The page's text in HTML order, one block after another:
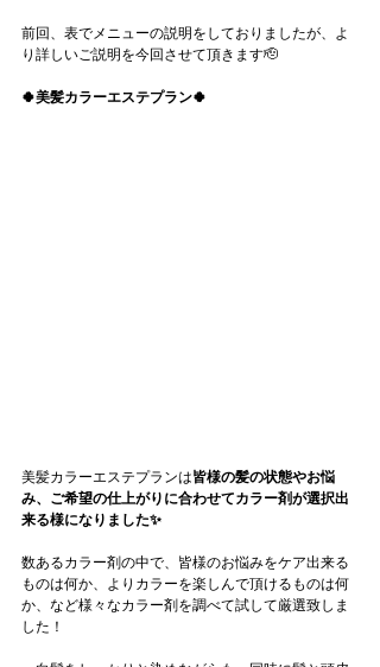
前回、表でメニューの説明をしておりましたが、よ
り詳しいご説明を今回させて頂きます🫡
🍀美髪カラーエステプラン🍀
美髪カラーエステプランは皆様の髪の状態やお悩
み、ご希望の仕上がりに合わせてカラー剤が選択出
来る様になりました✨
数あるカラー剤の中で、皆様のお悩みをケア出来る
ものは何か、よりカラーを楽しんで頂けるものは何
か、など様々なカラー剤を調べて試して厳選致しま
した！